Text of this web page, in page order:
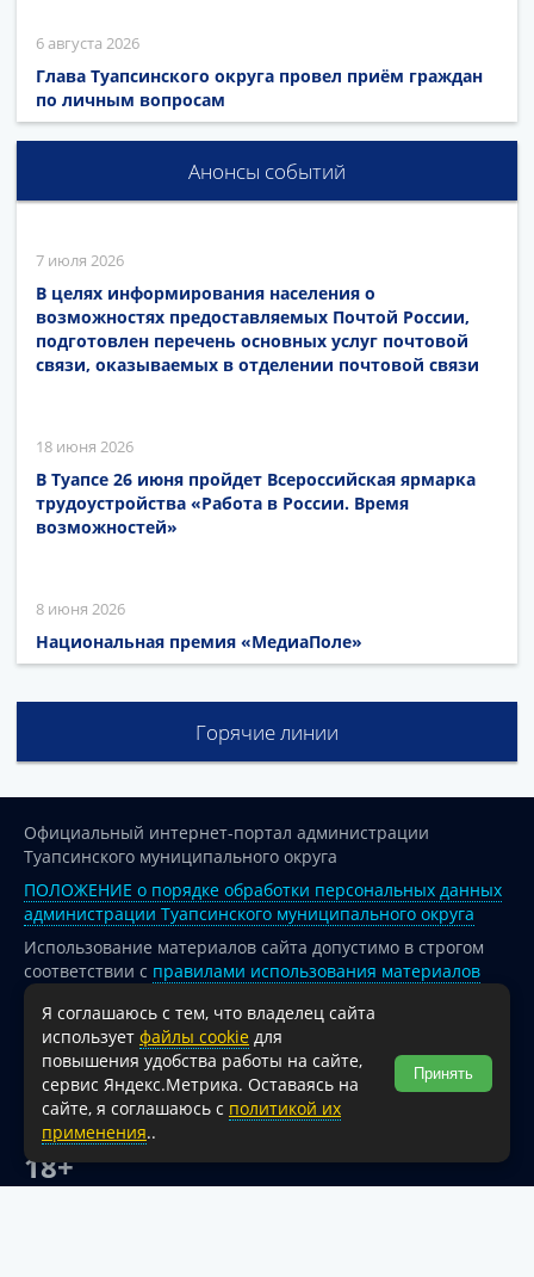
6 августа 2026
Глава Туапсинского округа провел приём граждан
по личным вопросам
Анонсы событий
7 июля 2026
В целях информирования населения о
возможностях предоставляемых Почтой России,
подготовлен перечень основных услуг почтовой
связи, оказываемых в отделении почтовой связи
18 июня 2026
В Туапсе 26 июня пройдет Всероссийская ярмарка
трудоустройства «Работа в России. Время
возможностей»
8 июня 2026
Национальная премия «МедиаПоле»
Горячие линии
Официальный интернет-портал администрации
Туапсинского муниципального округа
ПОЛОЖЕНИЕ о порядке обработки персональных данных
администрации Туапсинского муниципального округа
Использование материалов сайта допустимо в строгом
соответствии с правилами использования материалов
опубликованных на сайте
При перепечатке и использовании информации ссылка
на источник обязательна.
Для сайтов и страниц сети Интернет обязательна
активная гиперссылка на официальный интернет-портал
администрации Туапсинского муниципального округа.
18+
Я соглашаюсь с тем, что владелец сайта
использует файлы cookie для
повышения удобства работы на сайте,
сервис Яндекс.Метрика. Оставаясь на
сайте, я соглашаюсь с политикой их
применения..
Принять